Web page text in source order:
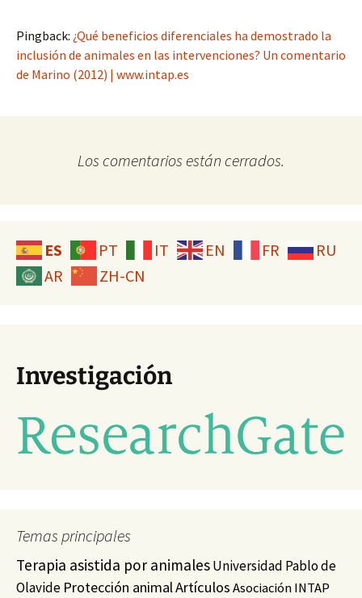
Pingback: ¿Qué beneficios diferenciales ha demostrado la
inclusión de animales en las intervenciones? Un comentario
de Marino (2012) | www.intap.es
Los comentarios están cerrados.
ES PT IT EN FR
RU
AR
ZH-CN
Investigación
Temas principales
Terapia asistida por animalesUniversidad Pablo de
Olavide Protección animalArtículosAsociación INTAP